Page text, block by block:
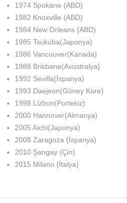
1974 Spokane (ABD)
1982 Knoxville (ABD)
1984 New Orleans (ABD)
1985 Tsukuba(Japonya)
1986 Vancouver(Kanada)
1988 Brisbane(Avustralya)
1992 Sevilla(İspanya)
1993 Daejeon(Güney Kore)
1998 Lizbon(Portekiz)
2000 Hannover(Almanya)
2005 Aichi(Japonya)
2008 Zaragoza (İspanya)
2010 Şangay (Çin)
2015 Milano (İtalya)